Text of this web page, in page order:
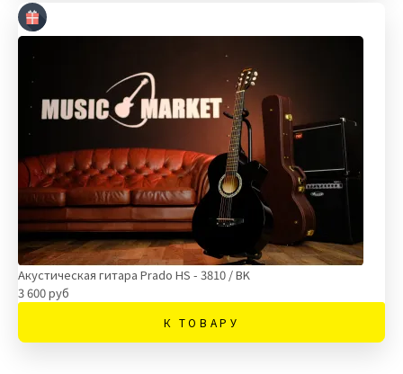
Акустическая гитара Prado HS - 3810 / BK
3 600 руб
К ТОВАРУ